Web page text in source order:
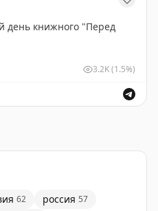
день книжного "Перед
3.2K(1.5%)
62 россия 57